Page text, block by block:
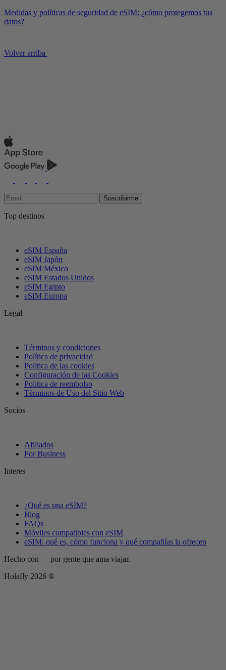
Medidas y políticas de seguridad de eSIM: ¿cómo protegemos tus
datos?
Volver arriba
Suscribirme
Top destinos
eSIM España
eSIM Japón
eSIM México
eSIM Estados Unidos
eSIM Egipto
eSIM Europa
Legal
Términos y condiciones
Política de privacidad
Politica de las cookies
Configuración de las Cookies
Politica de reembolso
Términos de Uso del Sitio Web
Socios
Afiliados
For Business
Interes
¿Qué es una eSIM?
Blog
FAQs
Móviles compatibles con eSIM
eSIM: qué es, cómo funciona y qué compañías la ofrecen
Hecho con
por gente que ama viajar.
Holafly 2026 ®